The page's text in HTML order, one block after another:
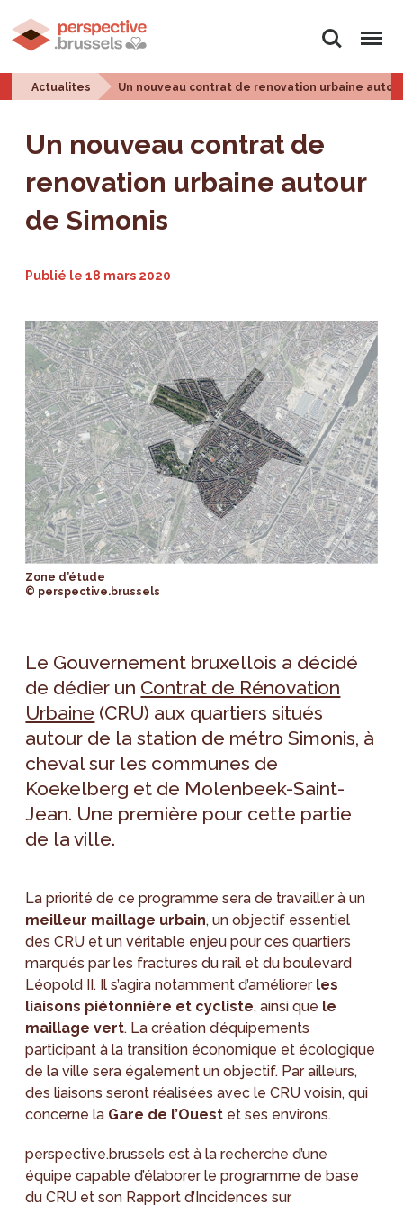
Rechercher
Menu
Actualites Un nouveau contrat de renovation urbaine
Un nouveau contrat de
renovation urbaine autour
de Simonis
Publié le18 mars 2020
Zone d’étude
© perspective.brussels
Le Gouvernement bruxellois a décidé
de dédier un Contrat de Rénovation
Urbaine (CRU) aux quartiers situés
autour de la station de métro Simonis, à
cheval sur les communes de
Koekelberg et de Molenbeek-Saint-
Jean. Une première pour cette partie
de la ville.
La priorité de ce programme sera de travailler à un
meilleur maillage urbain, un objectif essentiel
des CRU et un véritable enjeu pour ces quartiers
marqués par les fractures du rail et du boulevard
Léopold II. Il s’agira notamment d’améliorer les
liaisons piétonnière et cycliste, ainsi que le
maillage vert. La création d’équipements
participant à la transition économique et écologique
de la ville sera également un objectif. Par ailleurs,
des liaisons seront réalisées avec le CRU voisin, qui
concerne la Gare de l’Ouest et ses environs.
perspective.brussels est à la recherche d’une
équipe capable d’élaborer le programme de base
du CRU et son Rapport d’Incidences sur